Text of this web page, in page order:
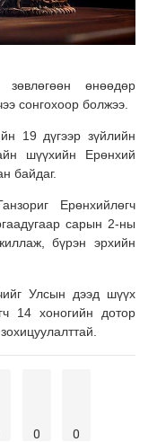
өнөөдөр
сонгохоор болжээ.
19 дүгээр зүйлийн
шүүхийн Ерөнхий
байдаг.
Ерөнхийлөгч
сарын 2-ны
бүрэн эрхийн
Улсын дээд шүүх
14 хоногийн дотор
0 0